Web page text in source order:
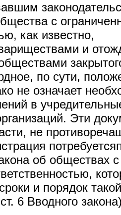
с
как известно,
и
по сути,
не означает
в
Эти
не
об обществах с
и порядок
6 Вводного